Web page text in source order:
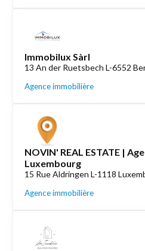
Immobilux Sàrl
13 An der Ruetsbech L-6552
Agence immobilière
NOVIN' REAL ESTATE |
Luxembourg
15 Rue Aldringen L-1118
Agence immobilière